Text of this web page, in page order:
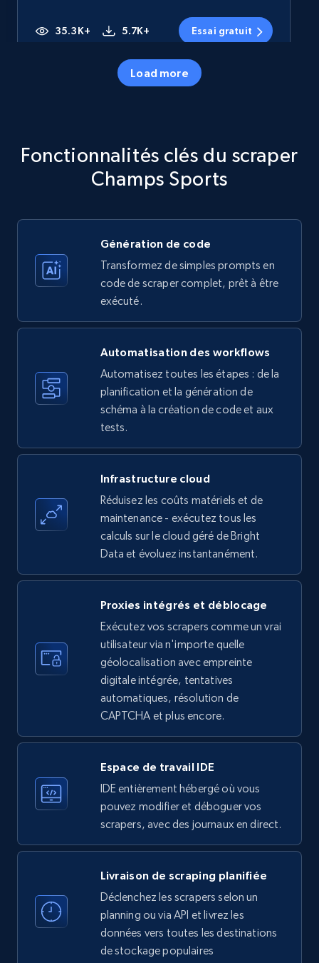
35.3K+ 5.7K+ Essai gratuit
price, Currency, Availability, Reviews count, and
Amazon products - Collects products by
specific keywords
Title, Seller name, Brand, Description, Initial
35.3K+ 5.7K+ Essai gratuit
upc numbers
Title, Seller name, Brand, Description, Initial
price, Currency, Availability, Reviews count, and
more.
LinkedIn company information
ID, Name, Country code, Locations, Followers,
Employees in linkedin, About, Specialties, and
Instagram - Profiles
Account, Fbid, ID, Followers, Posts count, Is
verified, and more.
22.4K+ 3.5K+ Essai gratuit
Load more
Fonctionnalités clés du scraper
Champs Sports
Génération de code
Transformez de simples prompts en
code de scraper complet, prêt à être
exécuté.
Automatisation des workflows
Automatisez toutes les étapes : de la
planification et la génération de
schéma à la création de code et aux
tests.
Infrastructure cloud
Réduisez les coûts matériels et de
maintenance - exécutez tous les
calculs sur le cloud géré de Bright
Data et évoluez instantanément.
Proxies intégrés et déblocage
Exécutez vos scrapers comme un vrai
utilisateur via n'importe quelle
géolocalisation avec empreinte
digitale intégrée, tentatives
automatiques, résolution de
CAPTCHA et plus encore.
Espace de travail IDE
IDE entièrement hébergé où vous
pouvez modifier et déboguer vos
scrapers, avec des journaux en direct.
Livraison de scraping planifiée
Déclenchez les scrapers selon un
planning ou via API et livrez les
données vers toutes les destinations
de stockage populaires